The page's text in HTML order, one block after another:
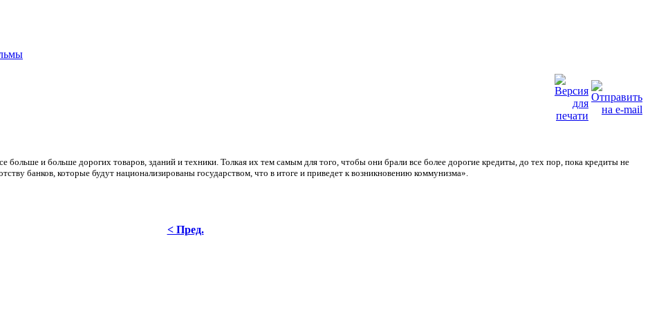
больше и больше дорогих товаров, зданий и техники. Толкая их тем самым для того, чтобы они брали все более дорогие кредиты, до тех пор, пока кредиты не
банков, которые будут национализированы государством, что в итоге и приведет к возникновению коммунизма».
< Пред.